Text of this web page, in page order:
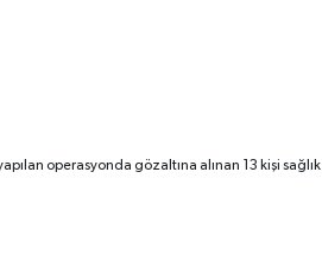
operasyonda gözaltına alınan 13 kişi sağlık